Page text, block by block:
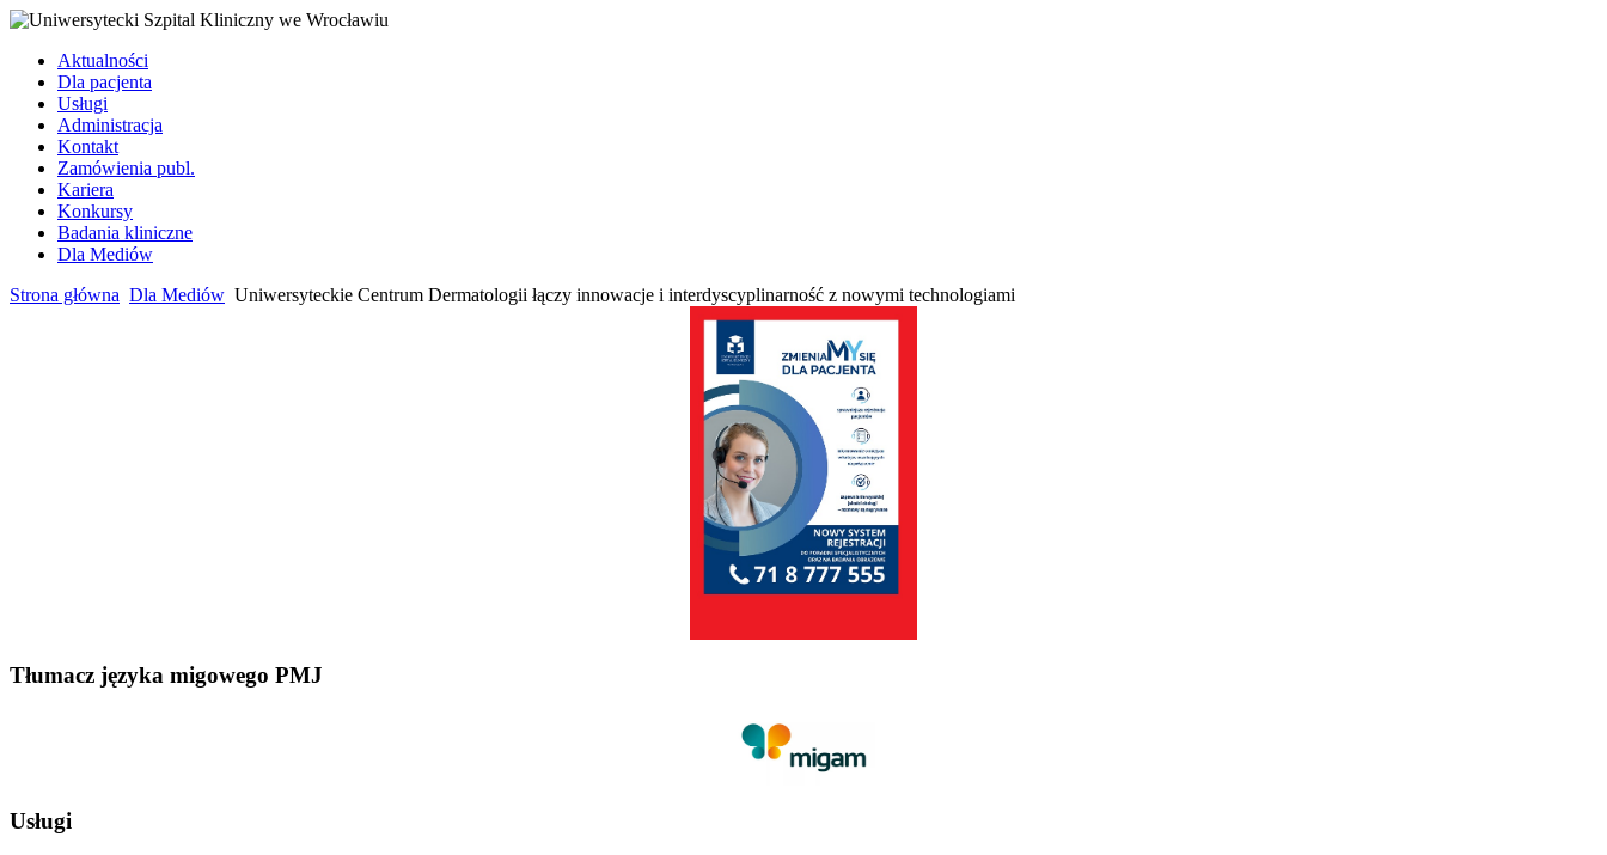
Aktualności
Dla pacjenta
Usługi
Administracja
Kontakt
Zamówienia publ.
Kariera
Konkursy
Badania kliniczne
Dla Mediów
Strona główna Dla Mediów Uniwersyteckie Centrum Dermatologii łączy innowacje i interdyscyplinarność z nowymi technologiami
Tłumacz języka migowego PMJ
Usługi